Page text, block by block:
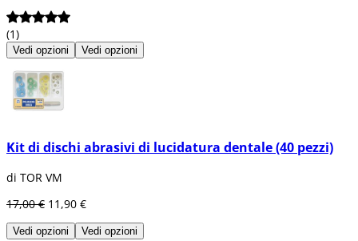
(1)
Vedi opzioni Vedi opzioni
Kit di dischi abrasivi di lucidatura dentale (40 pezzi)
di TOR VM
17,00 € 11,90 €
Vedi opzioni Vedi opzioni